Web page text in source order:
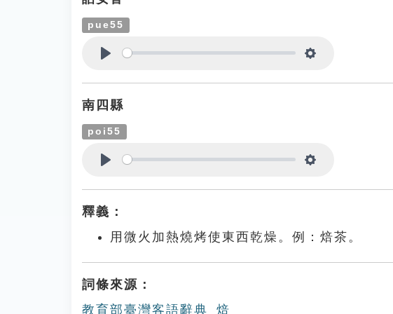
pue55
南四縣
poi55
釋義：
用微火加熱燒烤使東西乾燥。例：焙茶。
詞條來源：
教育部臺灣客語辭典_焙